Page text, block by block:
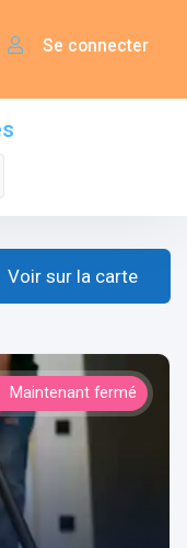
Se connecter
Voir sur la carte
Maintenant fermé